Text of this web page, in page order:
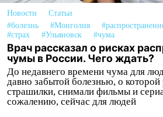
Новости
Статьи
#болезнь
#Монголия
#страх
#Ульяновск #чума
Врач рассказал о рисках
чумы в России. Чего ждать?
До недавнего времени чума для
давно забытой болезнью, о которой
страшилки, снимали фильмы и
сожалению, сейчас для людей